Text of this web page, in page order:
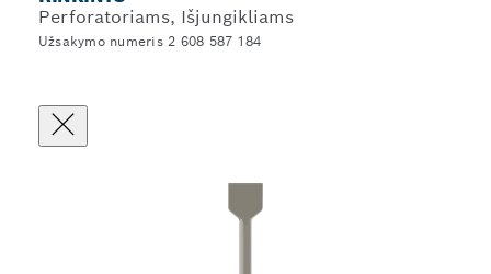
Perforatoriams, Išjungikliams
Užsakymo numeris 2 608 587 184